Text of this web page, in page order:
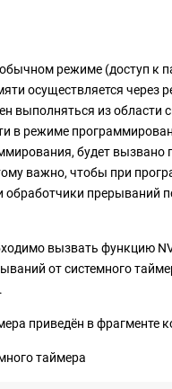
режиме (доступ к
осуществляется через
выполняться из области
в режиме
будет вызвано
важно, чтобы при
обработчики прерываний
вызвать функцию
от системного
приведён в фрагменте
таймера